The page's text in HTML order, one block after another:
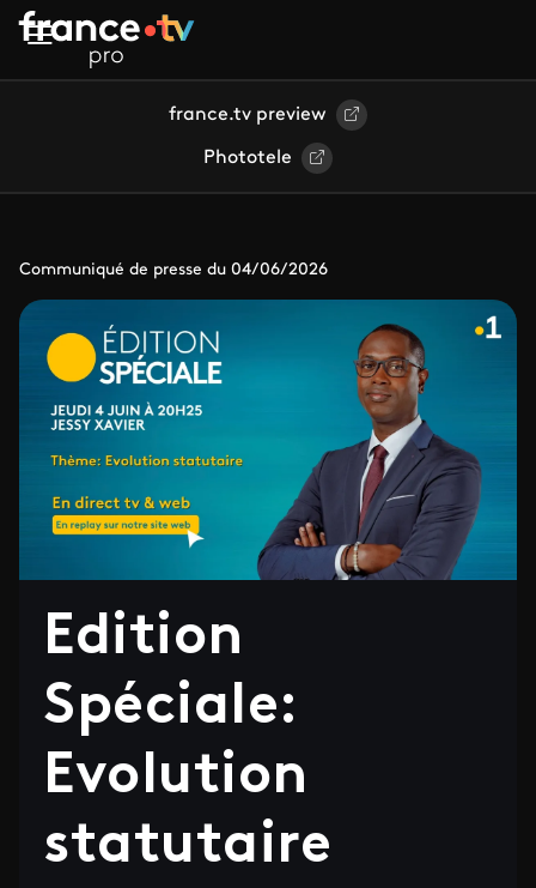
Aller au contenu principal
france.tv preview
Phototele
Communiqué de presse du 04/06/2026
Edition
Spéciale:
Evolution
statutaire